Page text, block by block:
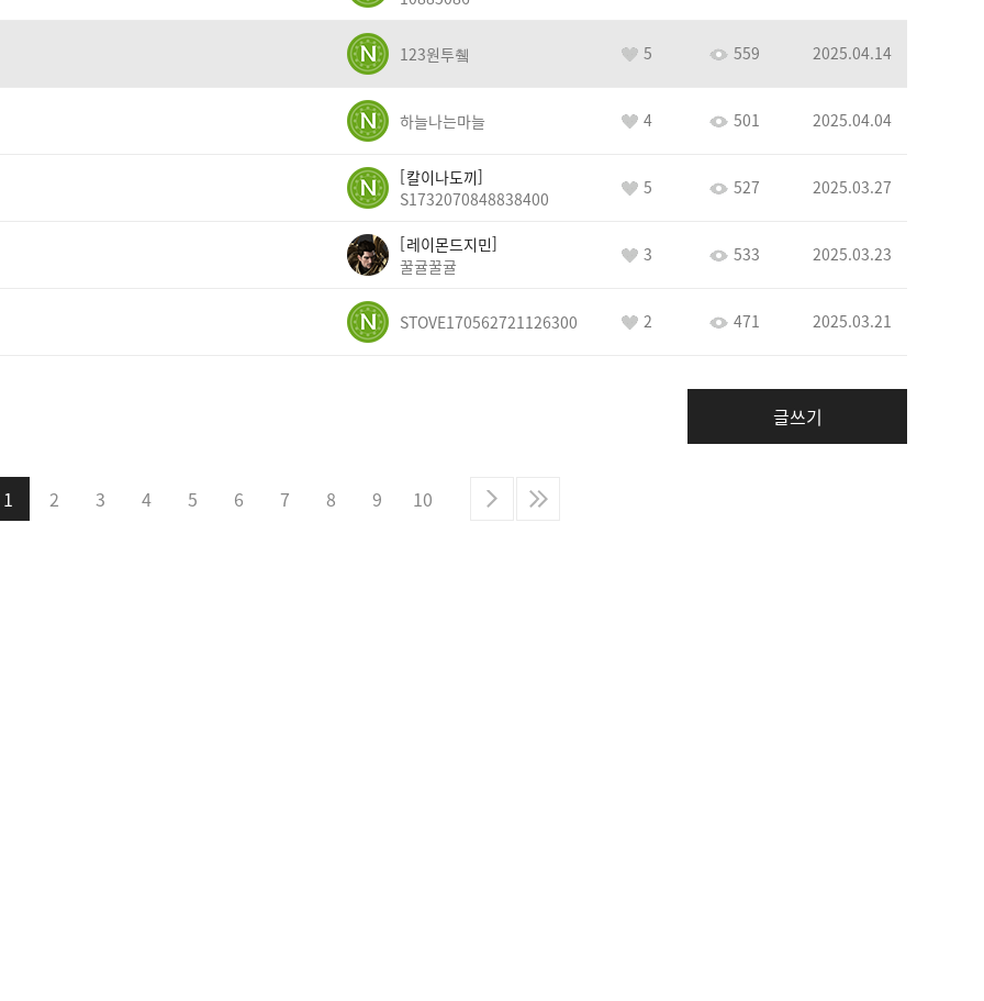
123원투췤 5 559 2025.04.14
하늘나는마늘 4 501 2025.04.04
칼이나도끼
S1732070848838400
5 527 2025.03.27
레이몬드지민
꿀귤꿀귤
3 533 2025.03.23
STOVE170562721126300 2 471 2025.03.21
글쓰기
1 2 3 4 5 6 7 8 9 10